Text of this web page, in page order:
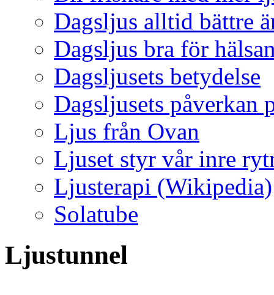
Dagsljus alltid bättre
Dagsljus bra för
Dagsljusets betydelse
Dagsljusets påverkan
Ljus från Ovan
Ljuset styr vår inre
Ljusterapi (Wikipedia)
Solatube
Ljustunnel